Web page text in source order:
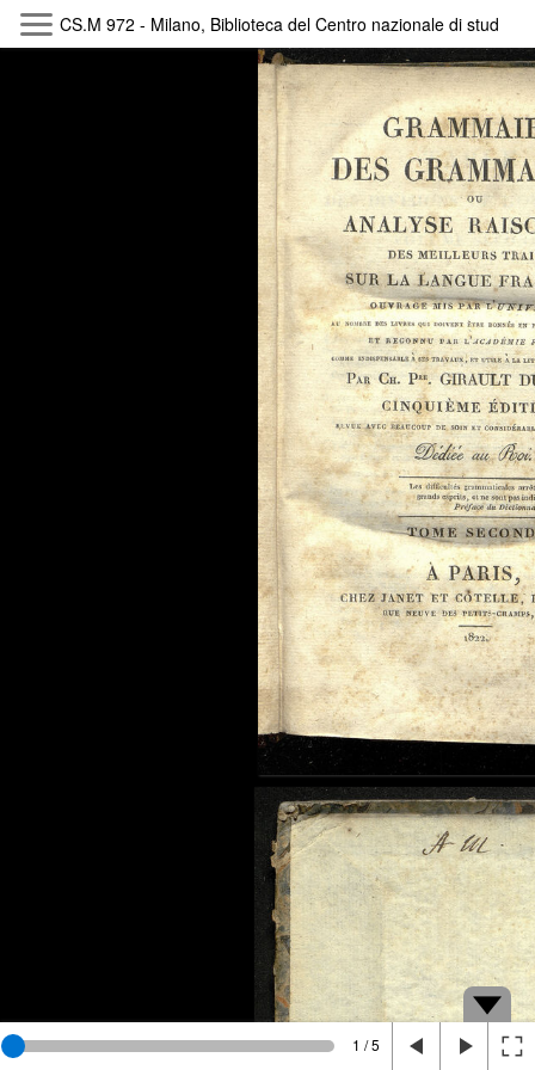
CS.M 972 - Milano, Biblioteca del Centro nazionale di studi
1 / 5